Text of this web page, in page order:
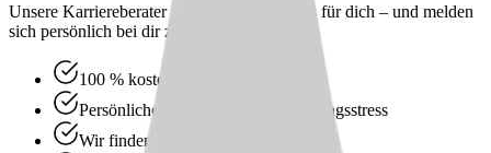
Unsere Karriereberater finden passende Jobs für dich – und melden
sich persönlich bei dir zurück.
100 % kostenlos & unverbindlich
Persönliche Beratung statt Bewerbungsstress
Wir finden passende Jobs für dich